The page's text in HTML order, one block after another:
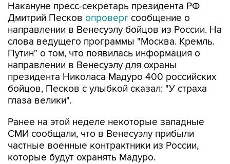
Накануне пресс-секретарь президента РФ
Дмитрий Песков опроверг сообщение о
направлении в Венесуэлу бойцов из России. На
слова ведущего программы "Москва. Кремль.
Путин" о том, что появилась информация о
направлении в Венесуэлу для охраны
президента Николаса Мадуро 400 российских
бойцов, Песков с улыбкой сказал: "У страха
глаза велики".
Ранее на этой неделе некоторые западные
СМИ сообщали, что в Венесуэлу прибыли
частные военные контрактники из России,
которые будут охранять Мадуро.